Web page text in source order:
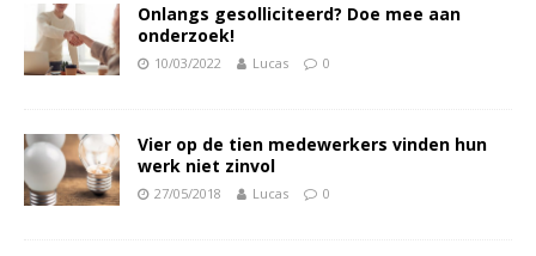
Onlangs gesolliciteerd? Doe mee aan
onderzoek!
10/03/2022 Lucas 0
Vier op de tien medewerkers vinden hun
werk niet zinvol
27/05/2018 Lucas 0